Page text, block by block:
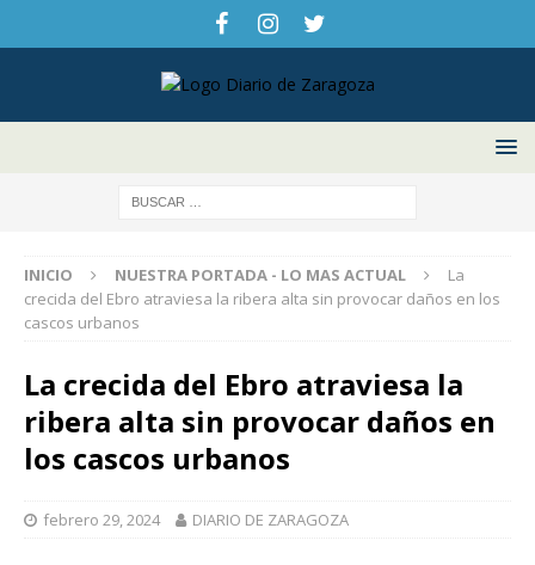
INICIO NUESTRA PORTADA - LO MAS ACTUAL
La
crecida del Ebro atraviesa la ribera alta sin provocar daños en los
cascos urbanos
La crecida del Ebro atraviesa la
ribera alta sin provocar daños en
los cascos urbanos
febrero 29, 2024 DIARIO DE ZARAGOZA